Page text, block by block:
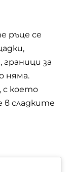
ръце се
граници за
няма.
което
в сладките